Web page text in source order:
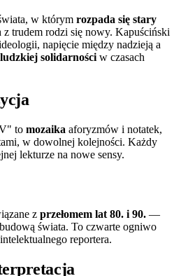
w którym rozpada się stary
z trudem rodzi się nowy. Kapuściński
napięcie między nadzieją a
ludzkiej solidarnościw czasach
to mozaika aforyzmów i notatek,
w dowolnej kolejności. Każdy
lekturze na nowe sensy.
z przełomem lat 80. i 90. —
świata. To czwarte ogniwo
reportera.